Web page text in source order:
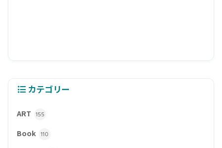
カテゴリー
ART 155
Book 110